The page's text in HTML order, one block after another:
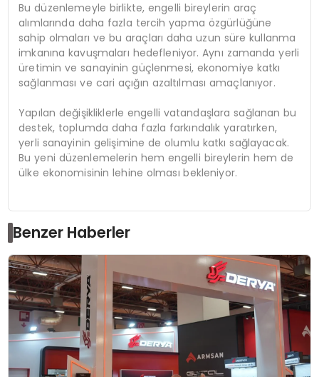
Bu düzenlemeyle birlikte, engelli bireylerin araç
alımlarında daha fazla tercih yapma özgürlüğüne
sahip olmaları ve bu araçları daha uzun süre kullanma
imkanına kavuşmaları hedefleniyor. Aynı zamanda yerli
üretimin ve sanayinin güçlenmesi, ekonomiye katkı
sağlanması ve cari açığın azaltılması amaçlanıyor.
Yapılan değişikliklerle engelli vatandaşlara sağlanan bu
destek, toplumda daha fazla farkındalık yaratırken,
yerli sanayinin gelişimine de olumlu katkı sağlayacak.
Bu yeni düzenlemelerin hem engelli bireylerin hem de
ülke ekonomisinin lehine olması bekleniyor.
Benzer Haberler